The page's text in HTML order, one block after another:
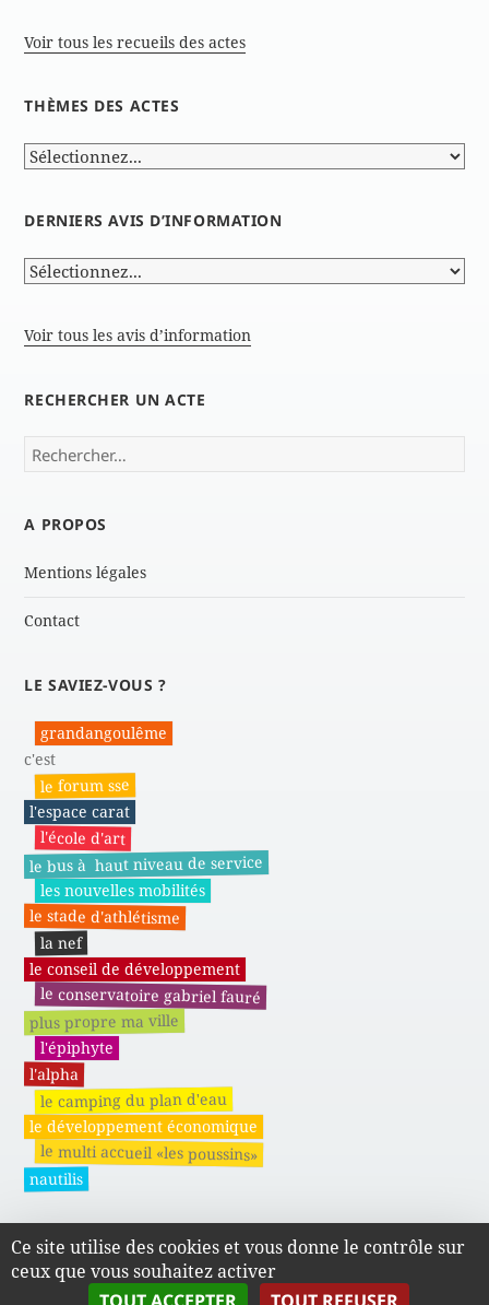
Voir tous les recueils des actes
THÈMES DES ACTES
DERNIERS AVIS D’INFORMATION
Voir tous les avis d’information
RECHERCHER UN ACTE
Rechercher :
A PROPOS
Mentions légales
Contact
LE SAVIEZ-VOUS ?
grandangoulême
c'est
le forum sse
l'espace carat
l'école d'art
le bus à haut niveau de service
les nouvelles mobilités
le stade d'athlétisme
la nef
le conseil de développement
le conservatoire gabriel fauré
plus propre ma ville
l'épiphyte
l'alpha
le camping du plan d'eau
le développement économique
le multi accueil «les poussins»
nautilis
Actes administratifs du SMAPE
Ce site utilise des cookies et vous donne le contrôle sur
ceux que vous souhaitez activer